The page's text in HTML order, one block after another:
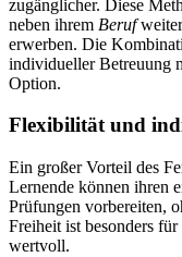
zugänglicher. Diese
neben ihrem Beruf
erwerben. Die
individueller Betreuung
Option.
Flexibilität und
Ein großer Vorteil des
Lernende können ihren
Prüfungen vorbereiten,
Freiheit ist besonders
wertvoll.